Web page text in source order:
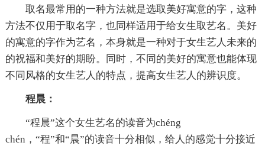
取名最常用的一种方法就是选取美好寓意的字，这种
方法不仅用于取名字，也同样适用于给女生取艺名。美好
的寓意的字作为艺名，本身就是一种对于女生艺人未来的
的祝福和美好的期盼。同时，不同的美好的寓意也能体现
不同风格的女生艺人的特点，提高女生艺人的辨识度。
程晨：
“程晨”这个女生艺名的读音为chéng
chén，“程”和“晨”的读音十分相似，给人的感觉十分接近